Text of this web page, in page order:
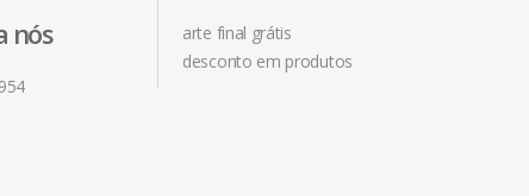
nós
arte final grátis
desconto em produtos